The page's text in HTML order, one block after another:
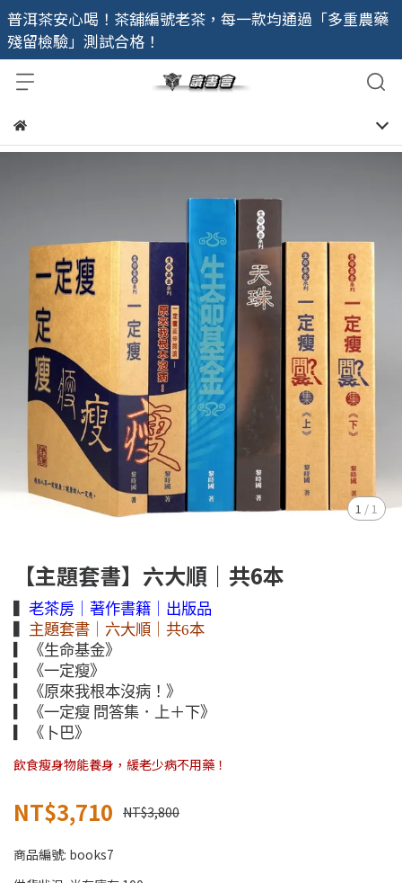
普洱茶安心喝！茶舖編號老茶，每一款均通過「多重農藥
殘留檢驗」測試合格！
1 / 1
【主題套書】六大順｜共6本
老茶房｜著作書籍｜出版品
主題套書 ｜六大順｜共6本
▎《生命基金》
▎《一定瘦》
▎《原來我根本沒病！》
▎《一定瘦 問答集．上＋下》
▎《卜巴》
飲食瘦身物能養身，緩老少病不用藥！
NT$3,710 NT$3,800
商品編號: books7